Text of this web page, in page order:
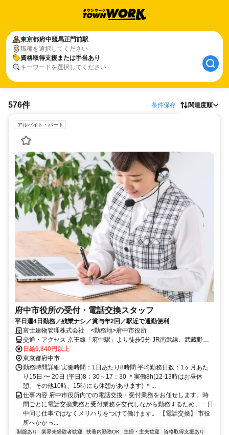
東京都府中競馬正門前駅
職種を選択してください
資格取得支援または手当あり
キーワードを選択してください
576件 条件保存 関連度順
アルバイト・パート
府中市役所の受付・電話交換スタッフ
平日週4日勤務／残業ナシ／賞与年2回／駅近で通勤便利
富士建物管理株式会社 <勤務地>府中市役所
交通・アクセス 京王線「府中駅」より徒歩5分 JR南武線、武蔵野線
「府中本町駅」より徒歩3分
日給9,840円以上
東京都府中市
勤務時間詳細 実働時間：1日あたり8時間 平均勤務日数：1ヶ月あた
り15日 〜 20日 (平日)8：30～17：30 ＊実働8h(12-13時はお昼休
憩。その他10時、15時にも休憩があります) ＊...
仕事内容 府中市役所内での電話交換・受付業務をお任せします。時
間ごとに電話交換業務と受付業務を交代しながら勤務するため、一日
中同じ仕事ではなくメリハリをつけて働けます。 【電話交換】 市役
所へかかっ...
制服あり 業界未経験者歓迎 扶養内勤務OK 主婦・主夫歓迎
資格取得支援あり